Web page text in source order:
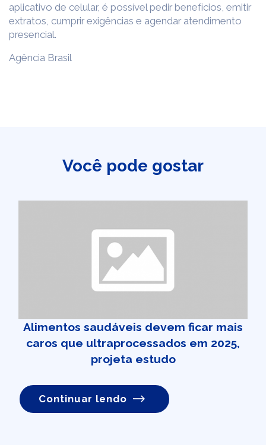
aplicativo de celular, é possível pedir benefícios, emitir
extratos, cumprir exigências e agendar atendimento
presencial.
Agência Brasil
Você pode gostar
Alimentos saudáveis devem ficar mais
caros que ultraprocessados em 2025,
projeta estudo
Continuar lendo